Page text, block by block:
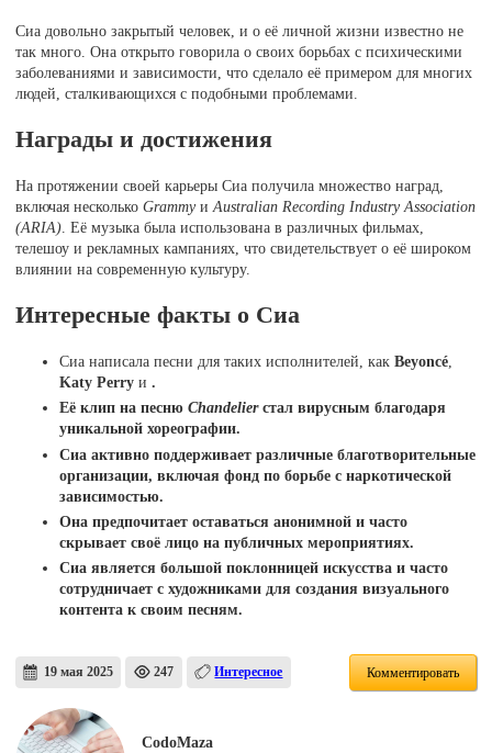
Сиа довольно закрытый человек, и о её личной жизни известно не
так много. Она открыто говорила о своих борьбах с психическими
заболеваниями и зависимости, что сделало её примером для многих
людей, сталкивающихся с подобными проблемами.
Награды и достижения
На протяжении своей карьеры Сиа получила множество наград,
включая несколькоGrammyиAustralian Recording Industry Association
(ARIA) . Её музыка была использована в различных фильмах,
телешоу и рекламных кампаниях, что свидетельствует о её широком
влиянии на современную культуру.
Интересные факты о Сиа
Сиа написала песни для таких исполнителей, какBeyoncé
Katy Perry и.
Её клип на песнюChandelierстал вирусным благодаря
уникальной хореографии.
Сиа активно поддерживает различные благотворительные
организации, включая фонд по борьбе с наркотической
зависимостью.
Она предпочитает оставаться анонимной и часто
скрывает своё лицо на публичных мероприятиях.
Сиа является большой поклонницей искусства и часто
сотрудничает с художниками для создания визуального
контента к своим песням.
19 мая 2025 247 Интересное Комментировать
CodoMaza